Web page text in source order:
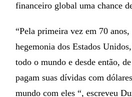
financeiro global uma chance
“Pela primeira vez em 70
hegemonia dos Estados
todo o mundo e desde então,
pagam suas dívidas com
mundo com eles “, escreveu